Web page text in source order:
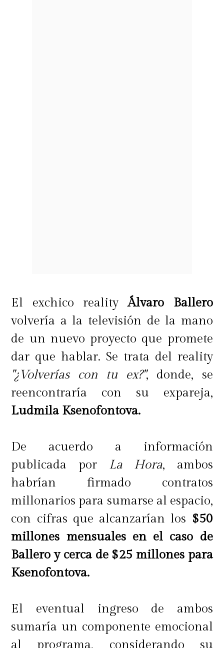
El exchico realityÁlvaro Ballero
volvería a la televisión de la mano
de un nuevo proyecto que promete
dar que hablar. Se trata del reality
"¿Volverías con tu ex?", donde, se
reencontraría con su expareja,
Ludmila Ksenofontova.
De acuerdo a información
publicada por La Hora, ambos
habrían firmado contratos
millonarios para sumarse al espacio,
con cifras que alcanzarían los $50
millones mensuales en el caso de
Ballero y cerca de $25 millones para
Ksenofontova.
El eventual ingreso de ambos
sumaría un componente emocional
al programa, considerando su